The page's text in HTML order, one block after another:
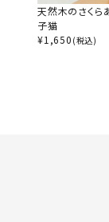
天然木のさくら
子猫
¥1,650 (税込)